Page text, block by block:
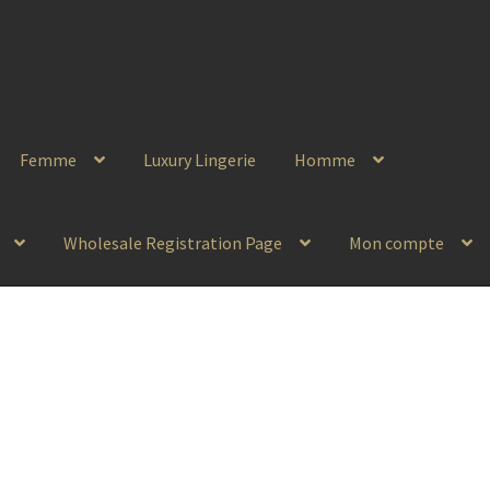
Femme Luxury Lingerie Homme
Wholesale Registration Page Mon compte